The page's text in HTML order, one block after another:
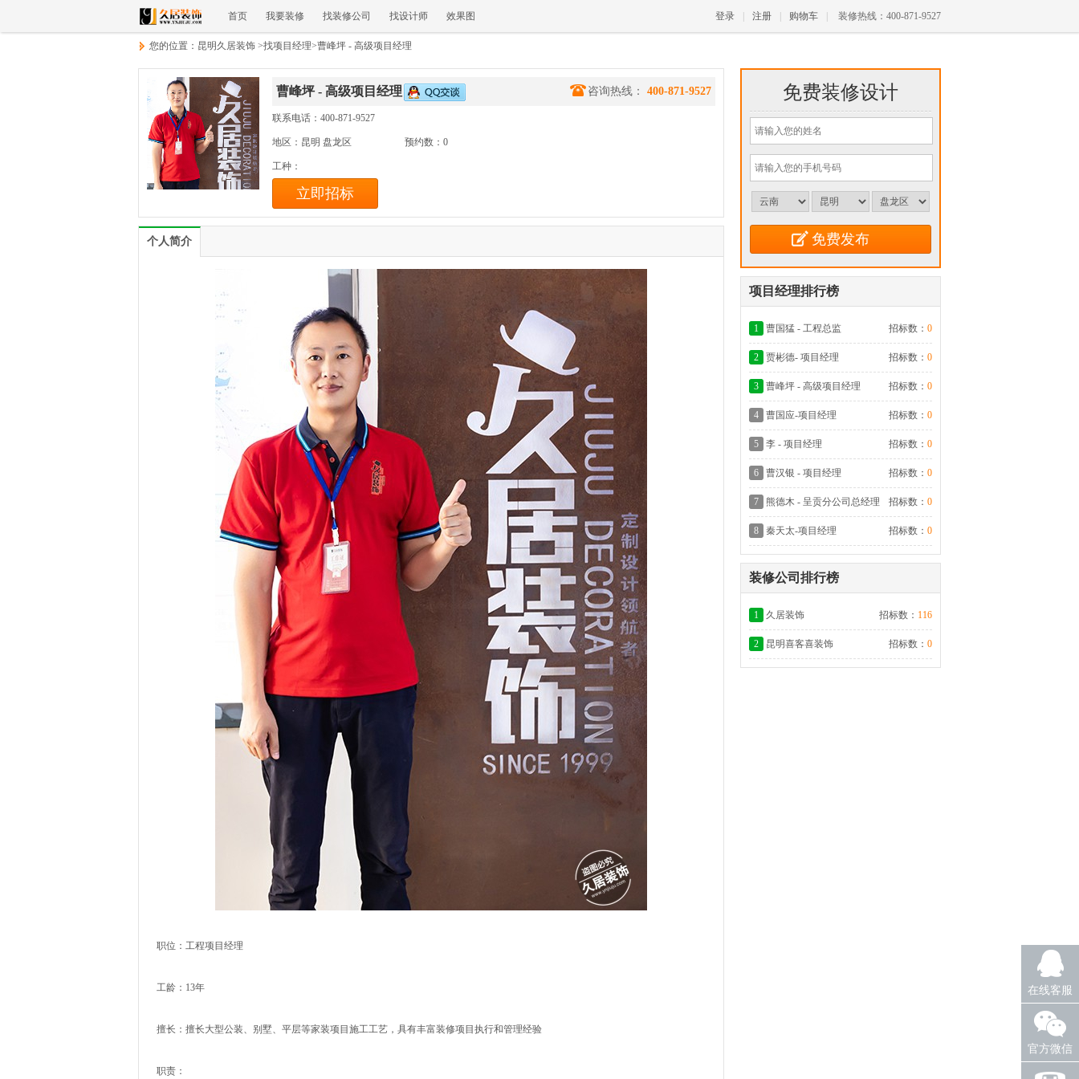
首页 我要装修 找装修公司 找设计师 效果图 登录 注册 购物车 装修热线：400-871-9527
您的位置： 昆明久居装饰 >找项目经理>曹峰坪 - 高级项目经理
曹峰坪 - 高级项目经理 咨询热线： 400-871-9527
联系电话：400-871-9527
地区：昆明 盘龙区 预约数：0
工种：
立即招标
个人简介
职位：工程项目经理
工龄：13年
擅长：擅长大型公装、别墅、平层等家装项目施工工艺，具有丰富装修项目执行和管理经验
职责：
免费装修设计
项目经理排行榜
1 曹国猛 - 工程总监 招标数： 0
2 贾彬德- 项目经理 招标数： 0
3 曹峰坪 - 高级项目经理 招标数： 0
4 曹国应-项目经理 招标数： 0
5 李 - 项目经理 招标数： 0
6 曹汉银 - 项目经理 招标数： 0
7 熊德木 - 呈贡分公司总经理 招标数： 0
8 秦天太-项目经理 招标数： 0
装修公司排行榜
1 久居装饰 招标数： 116
2 昆明喜客喜装饰 招标数： 0
在线客服
官方微信